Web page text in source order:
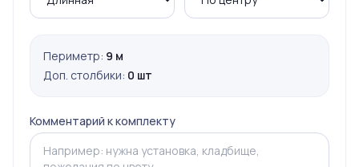
Периметр: 9 м
Доп. столбики: 0 шт
Комментарий к комплекту